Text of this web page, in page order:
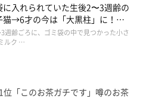
って香ばしさが増すのでしょう。
に入れられていた生後2〜3週齢の
猫→6才の今は「大黒柱」に！
黒猫に成長した姿にグッとくる
週齢ごろに、ゴミ袋の中で見つかった小さ
ルク …
位「このお茶ガチです」噂のお茶